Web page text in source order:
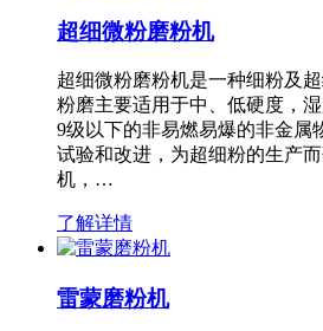
超细微粉磨粉机
超细微粉磨粉机是一种细粉及
粉磨主要适用于中、低硬度，
9级以下的非易燃易爆的非金属
试验和改进，为超细粉的生产
机，…
了解详情
雷蒙磨粉机